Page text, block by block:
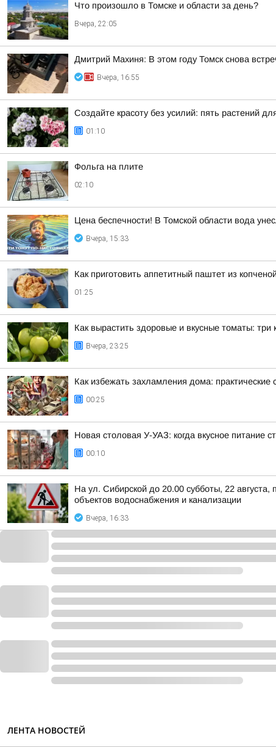
Что произошло в Томске и области за день?
Вчера, 22:05
Дмитрий Махиня: В этом году Томск снова
Вчера, 16:55
Создайте красоту без усилий: пять растений
01:10
Фольга на плите
02:10
Цена беспечности! В Томской области вода
Вчера, 15:33
Как приготовить аппетитный паштет из
01:25
Как вырастить здоровые и вкусные томаты: три
Вчера, 23:25
Как избежать захламления дома:
00:25
Новая столовая У-УАЗ: когда вкусное питание
00:10
На ул. Сибирской до 20.00 субботы, 22
объектов водоснабжения и канализации
Вчера, 16:33
ЛЕНТА НОВОСТЕЙ